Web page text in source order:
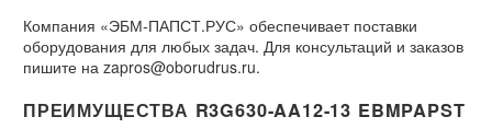
Компания «ЭБМ-ПАПСТ.РУС» обеспечивает поставки
оборудования для любых задач. Для консультаций и заказов
пишите на zapros@oborudrus.ru.
ПРЕИМУЩЕСТВА R3G630-AA12-13 EBMPAPST